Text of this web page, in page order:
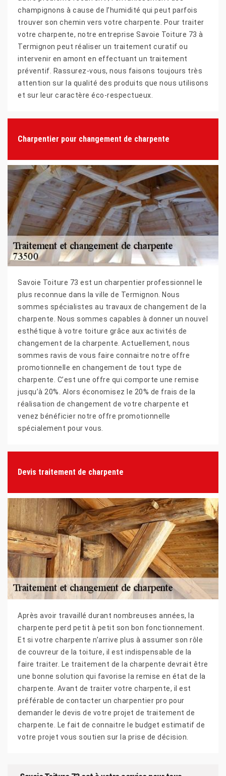
champignons à cause de l’humidité qui peut parfois
trouver son chemin vers votre charpente. Pour traiter
votre charpente, notre entreprise Savoie Toiture 73 à
Termignon peut réaliser un traitement curatif ou
intervenir en amont en effectuant un traitement
préventif. Rassurez-vous, nous faisons toujours très
attention sur la qualité des produits que nous utilisons
et sur leur caractère éco-respectueux.
Charpentier pour changement de charpente
Savoie Toiture 73 est un charpentier professionnel le
plus reconnue dans la ville de Termignon. Nous
sommes spécialistes au travaux de changement de la
charpente. Nous sommes capables à donner un nouvel
esthétique à votre toiture grâce aux activités de
changement de la charpente. Actuellement, nous
sommes ravis de vous faire connaitre notre offre
promotionnelle en changement de tout type de
charpente. C’est une offre qui comporte une remise
jusqu’à 20%. Alors économisez le 20% de frais de la
réalisation de changement de votre charpente et
venez bénéficier notre offre promotionnelle
spécialement pour vous.
Devis traitement de charpente
Après avoir travaillé durant nombreuses années, la
charpente perd petit à petit son bon fonctionnement.
Et si votre charpente n’arrive plus à assumer son rôle
de couvreur de la toiture, il est indispensable de la
faire traiter. Le traitement de la charpente devrait être
une bonne solution qui favorise la remise en état de la
charpente. Avant de traiter votre charpente, il est
préférable de contacter un charpentier pro pour
demander le devis de votre projet de traitement de
charpente. Le fait de connaitre le budget estimatif de
votre projet vous soutien sur la prise de décision.